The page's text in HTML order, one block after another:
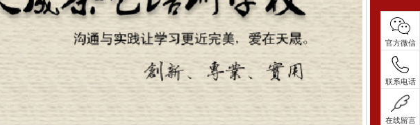
官方微信
联系电话
在线留言